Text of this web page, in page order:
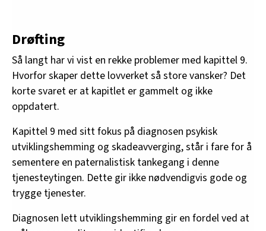
Drøfting
Så langt har vi vist en rekke problemer med kapittel 9.
Hvorfor skaper dette lovverket så store vansker? Det
korte svaret er at kapitlet er gammelt og ikke
oppdatert.
Kapittel 9 med sitt fokus på diagnosen psykisk
utviklingshemming og skadeavverging, står i fare for å
sementere en paternalistisk tankegang i denne
tjenesteytingen. Dette gir ikke nødvendigvis gode og
trygge tjenester.
Diagnosen lett utviklingshemming gir en fordel ved at